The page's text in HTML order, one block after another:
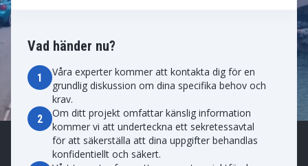
Vad händer nu?
1
Våra experter kommer att kontakta dig för en
grundlig diskussion om dina specifika behov och
krav.
2
Om ditt projekt omfattar känslig information
kommer vi att underteckna ett sekretessavtal
för att säkerställa att dina uppgifter behandlas
konfidentiellt och säkert.